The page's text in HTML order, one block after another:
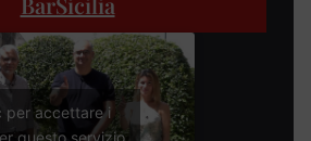
per accettare i
questo servizio